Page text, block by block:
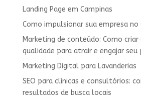
Landing Page em Campinas
Como impulsionar sua empresa no
Marketing de conteúdo: Como
qualidade para atrair e engajar seu
Marketing Digital para Lavanderias
SEO para clínicas e consultórios:
resultados de busca locais